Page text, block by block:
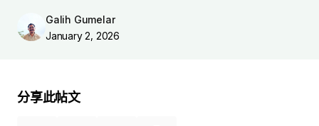
Galih Gumelar
January 2, 2026
分享此帖文